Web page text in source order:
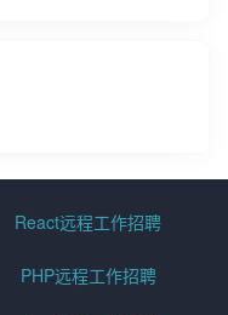
React远程工作招聘
PHP远程工作招聘